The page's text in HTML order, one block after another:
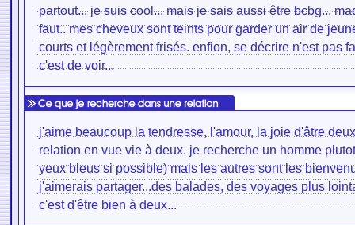
partout... je suis cool... mais je sais aussi être bcbg...
faut.. mes cheveux sont teints pour garder un air de
courts et légèrement frisés. enfion, se décrire n'est pas
c'est de voir...
j'aime beaucoup la tendresse, l'amour, la joie d'âtre
relation en vue vie à deux. je recherche un homme
yeux bleus si possible) mais les autres sont les
j'aimerais partager...des balades, des voyages plus
c'est d'être bien à deux...